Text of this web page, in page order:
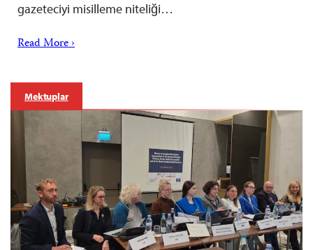
gazeteciyi misilleme niteliği…
Read More ›
Mektuplar